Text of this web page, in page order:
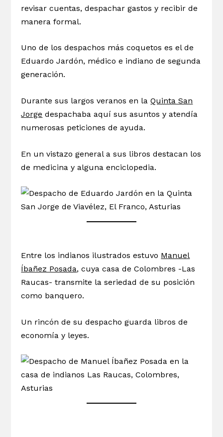
revisar cuentas, despachar gastos y recibir de
manera formal.
Uno de los despachos más coquetos es el de
Eduardo Jardón, médico e indiano de segunda
generación.
Durante sus largos veranos en laQuinta San
Jorge despachaba aquí sus asuntos y atendía
numerosas peticiones de ayuda.
En un vistazo general a sus libros destacan los
de medicina y alguna enciclopedia.
Entre los indianos ilustrados estuvo Manuel
Íbañez Posada, cuya casa de Colombres -Las
Raucas- transmite la seriedad de su posición
como banquero.
Un rincón de su despacho guarda libros de
economía y leyes.